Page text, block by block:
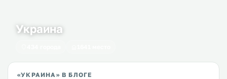
Украина
«УКРАИНА» В БЛОГЕ